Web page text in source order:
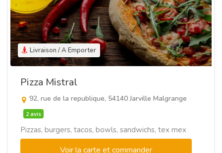
Livraison / A Emporter
Pizza Mistral
92, rue de la republique, 54140 Jarville Malgrange
2 avis
Pizzas, burgers, tacos, bowls, sandwichs, tex mex
Voir la carte et commander